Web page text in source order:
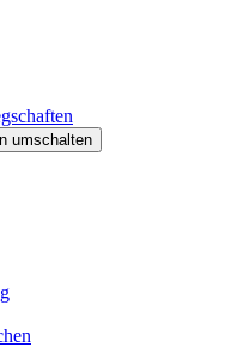
umschalten